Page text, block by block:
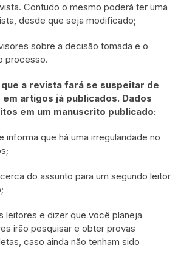
Contudo o mesmo poderá ter uma
desde que seja modificado;
sobre a decisão tomada e o
processo.
que a revista fará se suspeitar de
artigos já publicados. Dados
em um manuscrito publicado:
que há uma irregularidade no
do assunto para um segundo leitor
e dizer que você planeja
irão pesquisar e obter provas
caso ainda não tenham sido